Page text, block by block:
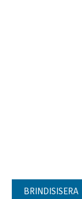
BRINDISISERA